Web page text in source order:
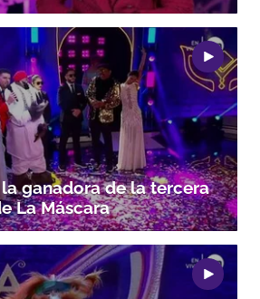
la ganadora de la tercera
La Máscara